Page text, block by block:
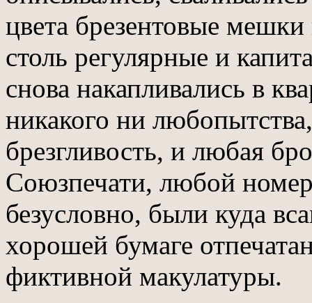
цвета брезентовые
столь регулярные и
снова накапливались в
никакого ни
брезгливость, и любая
Союзпечати, любой
безусловно, были куда
хорошей бумаге
фиктивной макулатуры.